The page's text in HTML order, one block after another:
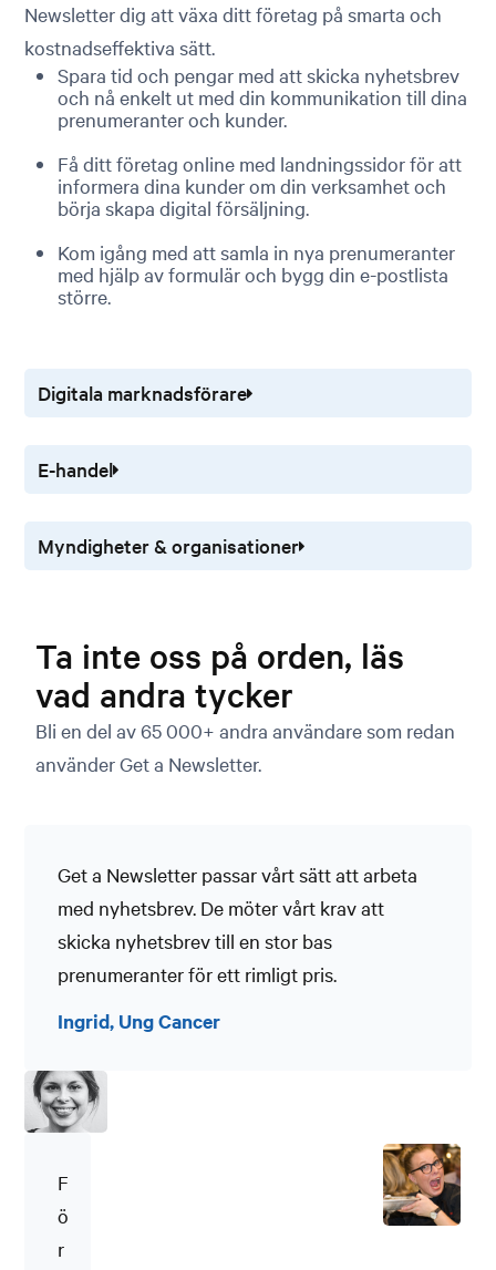
Digitala marknadsförare
E-handel
Myndigheter & organisationer
Newsletter dig att växa ditt företag på smarta och
kostnadseffektiva sätt.
Spara tid och pengar med att skicka nyhetsbrev
och nå enkelt ut med din kommunikation till dina
prenumeranter och kunder.
Få ditt företag online med landningssidor för att
informera dina kunder om din verksamhet och
börja skapa digital försäljning.
Kom igång med att samla in nya prenumeranter
med hjälp av formulär och bygg din e-postlista
större.
Ta inte oss på orden, läs
vad andra tycker
Bli en del av 65 000+ andra användare som redan
använder Get a Newsletter.
Get a Newsletter passar vårt sätt att arbeta
med nyhetsbrev. De möter vårt krav att
skicka nyhetsbrev till en stor bas
prenumeranter för ett rimligt pris.
Ingrid, Ung Cancer
F
ö
r